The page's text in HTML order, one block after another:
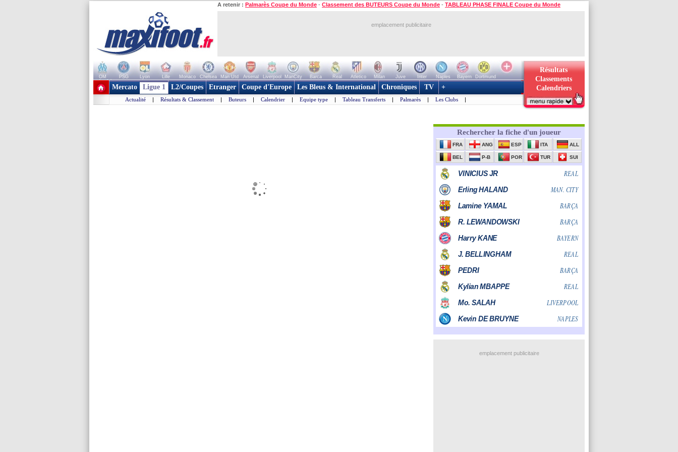
A retenir : Palmarès Coupe du Monde - Classement des BUTEURS Coupe du Monde - TABLEAU PHASE FINALE Coupe du Monde
emplacement publicitaire
OM PSG Lyon Lille Monaco Chelsea Man Utd Arsenal Liverpool ManCity Barca Real Atletico Milan Juve Inter Naples Bayern
Dortmund
+ de clubs
Résultats
Classements
Calendriers
Mercato Ligue 1 L2/Coupes Etranger Coupe d'Europe Les Bleus & International Chroniques TV +
Actualité | Résultats & Classement | Buteurs | Calendrier | Equipe type | Tableau Transferts | Palmarès | Les Clubs |
emplacement publicitaire